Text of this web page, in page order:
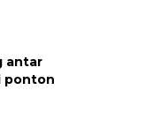
antar
ponton